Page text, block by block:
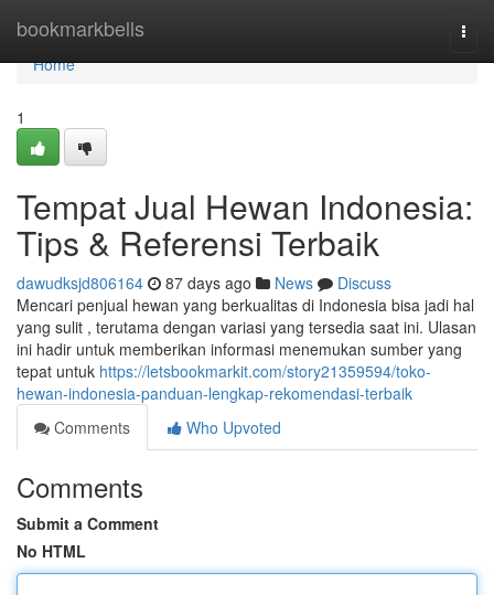
bookmarkbells
Home
Home
1
Tempat Jual Hewan Indonesia:
Tips & Referensi Terbaik
dawudksjd806164 87 days ago News
Discuss
Mencari penjual hewan yang berkualitas di Indonesia bisa jadi hal
yang sulit , terutama dengan variasi yang tersedia saat ini. Ulasan
ini hadir untuk memberikan informasi menemukan sumber yang
tepat untuk https://letsbookmarkit.com/story21359594/toko-
hewan-indonesia-panduan-lengkap-rekomendasi-terbaik
Comments
Who Upvoted
Comments
Submit a Comment
No HTML